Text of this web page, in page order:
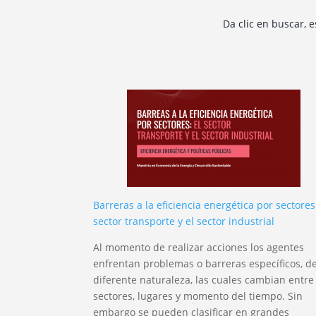
Da clic en buscar,
Barreras a la eficiencia energética por
sector transporte y el sector industrial
Al momento de realizar acciones los agentes
enfrentan problemas o barreras específicos,
diferente naturaleza, las cuales cambian entre
sectores, lugares y momento del tiempo. Sin
embargo se pueden clasificar en grandes